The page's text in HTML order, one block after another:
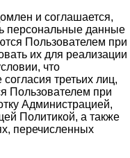
и соглашается,
персональные данные
Пользователем при
их для реализации
что
третьих лиц,
Пользователем при
Администрацией,
Политикой, а также
перечисленных